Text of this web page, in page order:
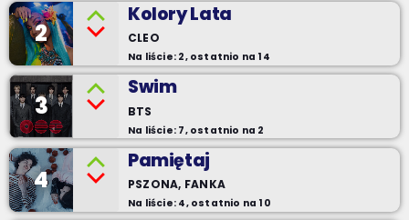
2
Kolory Lata
CLEO
Na liście: 2, ostatnio na 14
3
Swim
BTS
Na liście: 7, ostatnio na 2
4
Pamiętaj
PSZONA, FANKA
Na liście: 4, ostatnio na 10